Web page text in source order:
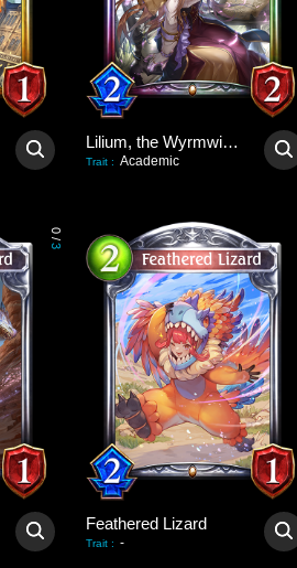
Lilium, the Wyrmwitch
Trait : Academic
0
/
3
Feathered Lizard
Trait : -